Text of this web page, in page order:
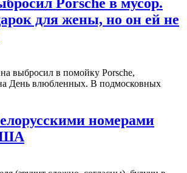
для жены, но он ей не
выбросил в помойку Porsche,
День влюбленных. В подмосковных
номерами